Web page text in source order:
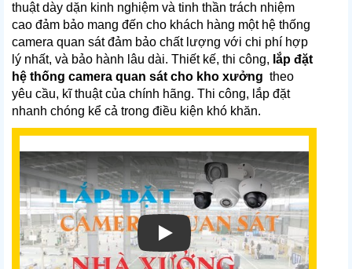
thuật dày dặn kinh nghiệm và tinh thần trách nhiệm
cao đảm bảo mang đến cho khách hàng một hệ thống
camera quan sát đảm bảo chất lượng với chi phí hợp
lý nhất, và bảo hành lâu dài. Thiết kế, thi công, lắp đặt
hệ thống camera quan sát cho kho xưởng theo
yêu cầu, kĩ thuật của chính hãng. Thi công, lắp đặt
nhanh chóng kể cả trong điều kiện khó khăn.